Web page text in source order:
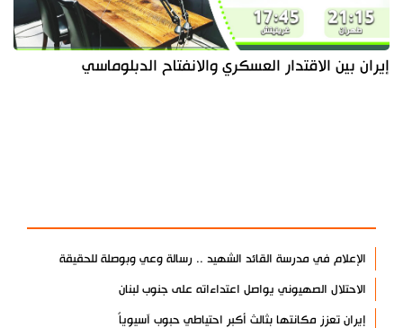
إيران بين الاقتدار العسكري والانفتاح الدبلوماسي
الإعلام في مدرسة القائد الشهيد .. رسالة وعي وبوصلة للحقيقة
الاحتلال الصهيوني يواصل اعتداءاته على جنوب لبنان
إيران تعزز مكانتها بثالث أكبر احتياطي حبوب آسيوياً